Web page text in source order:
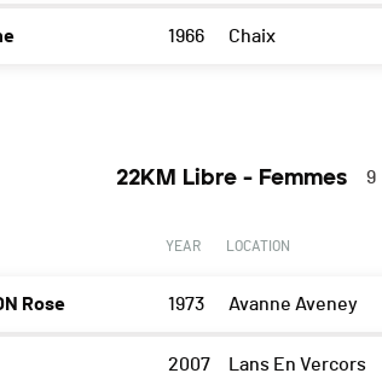
1966 Chaix
22KM Libre - Femmes 9
YEAR LOCATION
Rose 1973 Avanne Aveney
2007 Lans En Vercors